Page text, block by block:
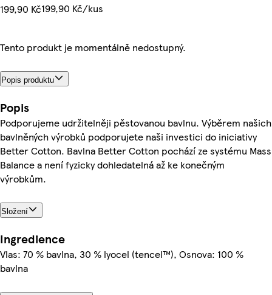
199,90 Kč199,90 Kč/kus
Tento produkt je momentálně nedostupný.
Popis produktu
Popis
Podporujeme udržitelněji pěstovanou bavlnu. Výběrem našich
bavlněných výrobků podporujete naši investici do iniciativy
Better Cotton. Bavlna Better Cotton pochází ze systému Mass
Balance a není fyzicky dohledatelná až ke konečným
výrobkům.
Složení
Ingredience
Vlas: 70 % bavlna, 30 % lyocel (tencel™), Osnova: 100 %
bavlna